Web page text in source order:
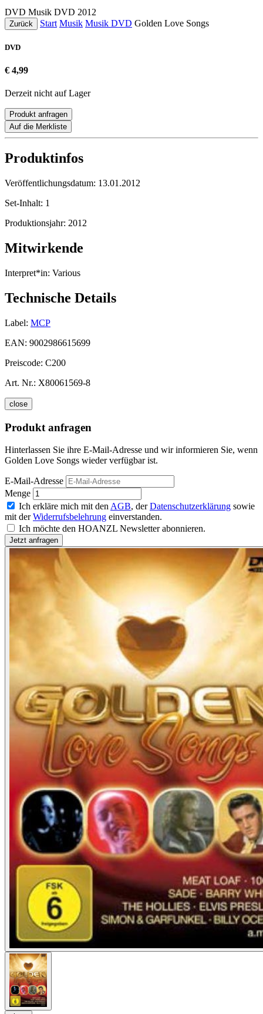
DVD Musik DVD 2012
Zurück Start Musik Musik DVD Golden Love Songs
DVD
€ 4,99
Derzeit nicht auf Lager
Produkt anfragen
Auf die Merkliste
Produktinfos
Veröffentlichungsdatum: 13.01.2012
Set-Inhalt: 1
Produktionsjahr: 2012
Mitwirkende
Interpret*in: Various
Technische Details
Label: MCP
EAN: 9002986615699
Preiscode: C200
Art. Nr.: X80061569-8
close
Produkt anfragen
Hinterlassen Sie ihre E-Mail-Adresse und wir informieren Sie, wenn
Golden Love Songs wieder verfügbar ist.
E-Mail-Adresse
Menge
Ich erkläre mich mit den AGB, derDatenschutzerklärung sowie
mit derWiderrufsbelehrung einverstanden.
Ich möchte den HOANZL Newsletter abonnieren.